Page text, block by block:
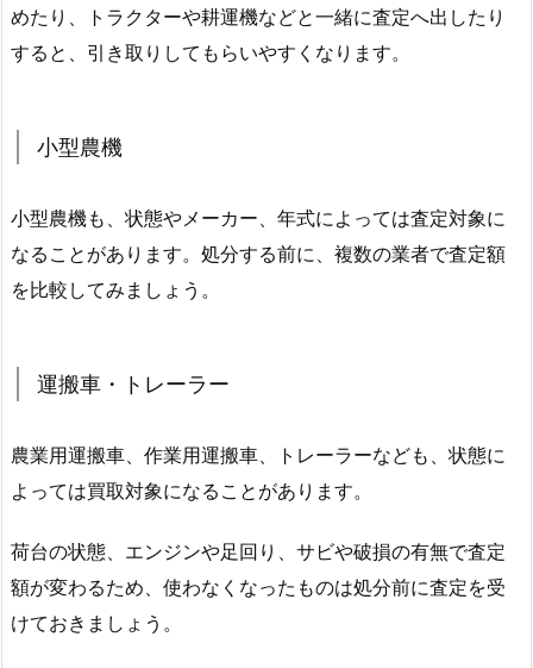
めたり、トラクターや耕運機などと一緒に査定へ出したり
すると、引き取りしてもらいやすくなります。
小型農機
小型農機も、状態やメーカー、年式によっては査定対象に
なることがあります。処分する前に、複数の業者で査定額
を比較してみましょう。
運搬車・トレーラー
農業用運搬車、作業用運搬車、トレーラーなども、状態に
よっては買取対象になることがあります。
荷台の状態、エンジンや足回り、サビや破損の有無で査定
額が変わるため、使わなくなったものは処分前に査定を受
けておきましょう。